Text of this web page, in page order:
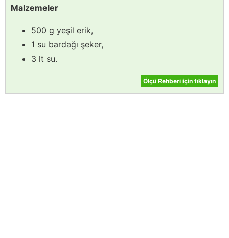
Malzemeler
500 g yeşil erik,
1 su bardağı şeker,
3 lt su.
Ölçü Rehberi için tıklayın